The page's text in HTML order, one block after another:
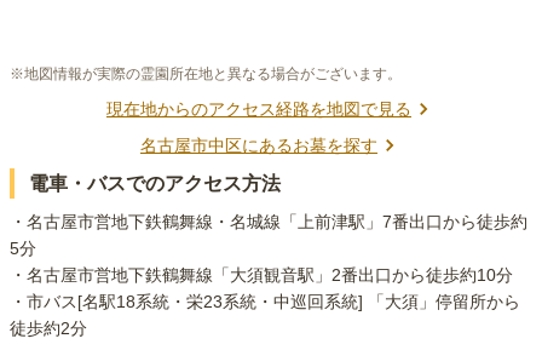
※地図情報が実際の霊園所在地と異なる場合がございます。
現在地からのアクセス経路を地図で見る
名古屋市中区にあるお墓を探す
電車・バスでのアクセス方法
・名古屋市営地下鉄鶴舞線・名城線「上前津駅」7番出口から徒歩約
5分
・名古屋市営地下鉄鶴舞線「大須観音駅」2番出口から徒歩約10分
・市バス[名駅18系統・栄23系統・中巡回系統] 「大須」停留所から
徒歩約2分